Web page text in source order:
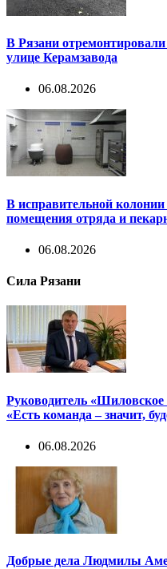
В Рязани
улице Керамзавода
06.08.2026
В исправительной
помещения отряда и
06.08.2026
Сила Рязани
Руководитель
«Есть команда – значит,
06.08.2026
Добрые дела Людмилы